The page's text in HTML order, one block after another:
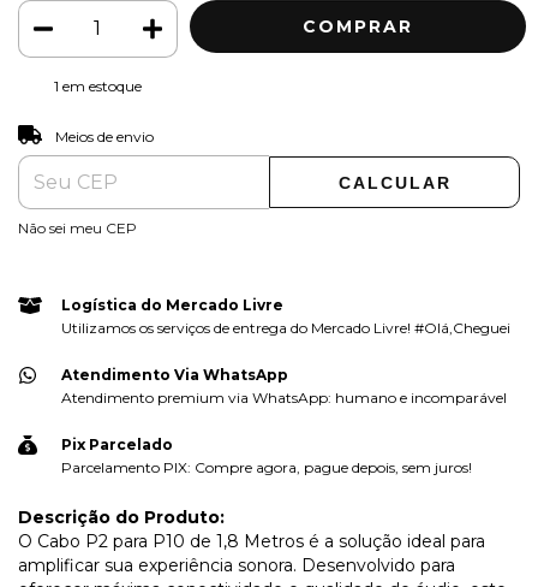
1 em estoque
Entregas para o CEP:
Meios de envio
CALCULAR
Não sei meu CEP
Logística do Mercado Livre
Utilizamos os serviços de entrega do Mercado Livre! #Olá,Cheguei
Atendimento Via WhatsApp
Atendimento premium via WhatsApp: humano e incomparável
Pix Parcelado
Parcelamento PIX: Compre agora, pague depois, sem juros!
Descrição do Produto:
O Cabo P2 para P10 de 1,8 Metros é a solução ideal para
amplificar sua experiência sonora. Desenvolvido para